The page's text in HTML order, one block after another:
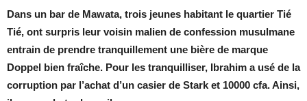
Dans un bar de Mawata, trois jeunes habitant le quartier Tié
Tié, ont surpris leur voisin malien de confession musulmane
entrain de prendre tranquillement une bière de marque
Doppel bien fraîche. Pour les tranquilliser, Ibrahim a usé de la
corruption par l’achat d’un casier de Stark et 10000 cfa. Ainsi,